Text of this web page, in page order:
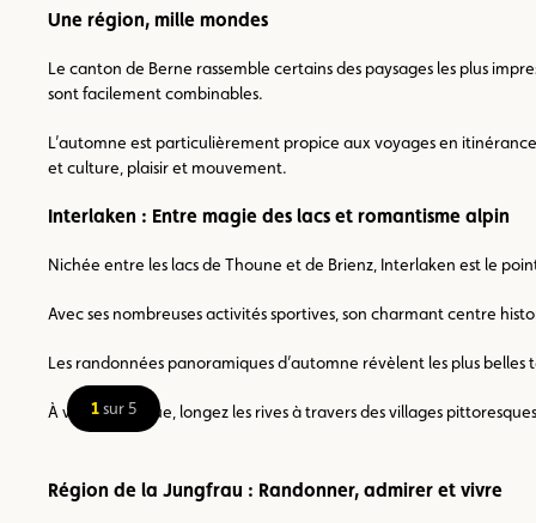
Une région, mille mondes
Le canton de Berne rassemble certains des paysages les plus
sont facilement combinables.
L’automne est particulièrement propice aux voyages en
et culture, plaisir et mouvement.
Interlaken : Entre magie des lacs et romantisme alpin
Nichée entre les lacs de Thoune et de Brienz, Interlaken est le
Avec ses nombreuses activités sportives, son charmant centre
Les randonnées panoramiques d’automne révèlent les plus
À vélo électrique, longez les rives à travers des villages
1sur 5
Région de la Jungfrau : Randonner, admirer et vivre